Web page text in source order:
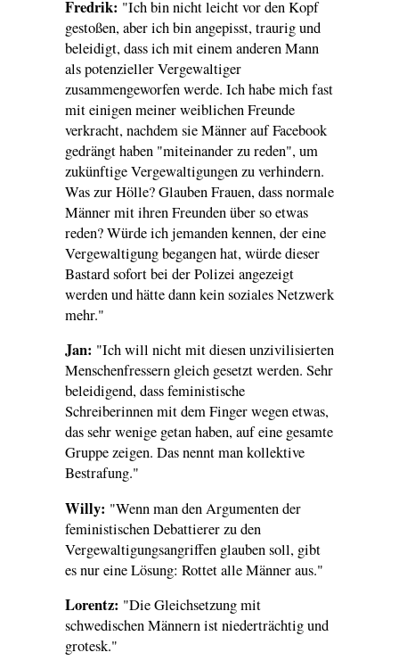
Fredrik: "Ich bin nicht leicht vor den Kopf
gestoßen, aber ich bin angepisst, traurig und
beleidigt, dass ich mit einem anderen Mann
als potenzieller Vergewaltiger
zusammengeworfen werde. Ich habe mich fast
mit einigen meiner weiblichen Freunde
verkracht, nachdem sie Männer auf Facebook
gedrängt haben "miteinander zu reden", um
zukünftige Vergewaltigungen zu verhindern.
Was zur Hölle? Glauben Frauen, dass normale
Männer mit ihren Freunden über so etwas
reden? Würde ich jemanden kennen, der eine
Vergewaltigung begangen hat, würde dieser
Bastard sofort bei der Polizei angezeigt
werden und hätte dann kein soziales Netzwerk
mehr."
Jan: "Ich will nicht mit diesen unzivilisierten
Menschenfressern gleich gesetzt werden. Sehr
beleidigend, dass feministische
Schreiberinnen mit dem Finger wegen etwas,
das sehr wenige getan haben, auf eine gesamte
Gruppe zeigen. Das nennt man kollektive
Bestrafung."
Willy: "Wenn man den Argumenten der
feministischen Debattierer zu den
Vergewaltigungsangriffen glauben soll, gibt
es nur eine Lösung: Rottet alle Männer aus."
Lorentz: "Die Gleichsetzung mit
schwedischen Männern ist niederträchtig und
grotesk."